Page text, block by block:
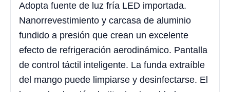
Adopta fuente de luz fría LED importada.
Nanorrevestimiento y carcasa de aluminio
fundido a presión que crean un excelente
efecto de refrigeración aerodinámico. Pantalla
de control táctil inteligente. La funda extraíble
del mango puede limpiarse y desinfectarse. El